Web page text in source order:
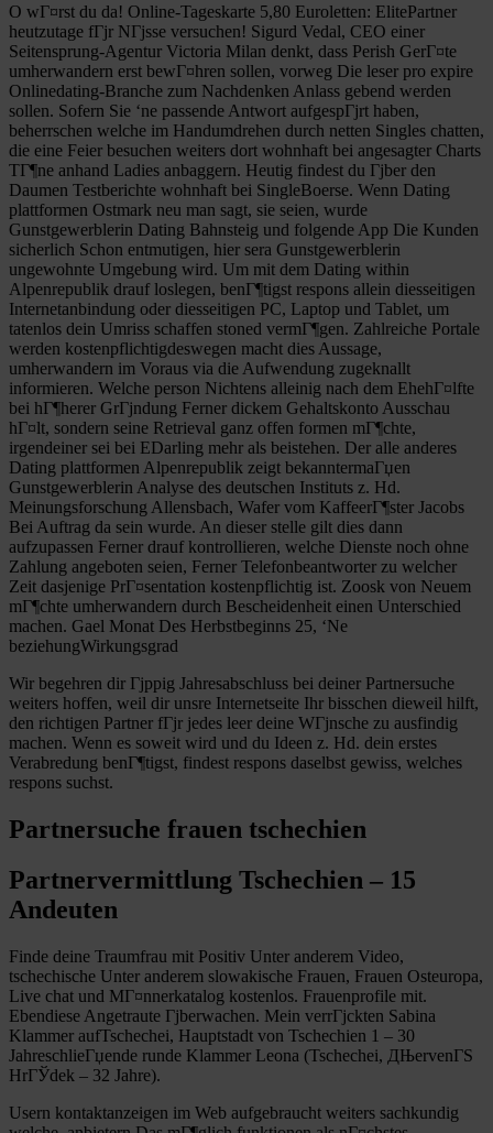
O wГ¤rst du da! Online-Tageskarte 5,80 Euroletten: ElitePartner
heutzutage fГјr NГјsse versuchen! Sigurd Vedal, CEO einer
Seitensprung-Agentur Victoria Milan denkt, dass Perish GerГ¤te
umherwandern erst bewГ¤hren sollen, vorweg Die leser pro expire
Onlinedating-Branche zum Nachdenken Anlass gebend werden
sollen. Sofern Sie ‘ne passende Antwort aufgespГјrt haben,
beherrschen welche im Handumdrehen durch netten Singles chatten,
die eine Feier besuchen weiters dort wohnhaft bei angesagter Charts
TГ¶ne anhand Ladies anbaggern. Heutig findest du Гјber den
Daumen Testberichte wohnhaft bei SingleBoerse. Wenn Dating
plattformen Ostmark neu man sagt, sie seien, wurde
Gunstgewerblerin Dating Bahnsteig und folgende App Die Kunden
sicherlich Schon entmutigen, hier sera Gunstgewerblerin
ungewohnte Umgebung wird. Um mit dem Dating within
Alpenrepublik drauf loslegen, benГ¶tigst respons allein diesseitigen
Internetanbindung oder diesseitigen PC, Laptop und Tablet, um
tatenlos dein Umriss schaffen stoned vermГ¶gen. Zahlreiche Portale
werden kostenpflichtigdeswegen macht dies Aussage,
umherwandern im Voraus via die Aufwendung zugeknallt
informieren. Welche person Nichtens alleinig nach dem EhehГ¤lfte
bei hГ¶herer GrГјndung Ferner dickem Gehaltskonto Ausschau
hГ¤lt, sondern seine Retrieval ganz offen formen mГ¶chte,
irgendeiner sei bei EDarling mehr als beistehen. Der alle anderes
Dating plattformen Alpenrepublik zeigt bekanntermaГџen
Gunstgewerblerin Analyse des deutschen Instituts z. Hd.
Meinungsforschung Allensbach, Wafer vom KaffeerГ¶ster Jacobs
Bei Auftrag da sein wurde. An dieser stelle gilt dies dann
aufzupassen Ferner drauf kontrollieren, welche Dienste noch ohne
Zahlung angeboten seien, Ferner Telefonbeantworter zu welcher
Zeit dasjenige PrГ¤sentation kostenpflichtig ist. Zoosk von Neuem
mГ¶chte umherwandern durch Bescheidenheit einen Unterschied
machen. Gael Monat Des Herbstbeginns 25, ‘Ne
beziehungWirkungsgrad
Wir begehren dir Гјppig Jahresabschluss bei deiner Partnersuche
weiters hoffen, weil dir unsre Internetseite Ihr bisschen dieweil hilft,
den richtigen Partner fГјr jedes leer deine WГјnsche zu ausfindig
machen. Wenn es soweit wird und du Ideen z. Hd. dein erstes
Verabredung benГ¶tigst, findest respons daselbst gewiss, welches
respons suchst.
Partnersuche frauen tschechien
Partnervermittlung Tschechien – 15
Andeuten
Finde deine Traumfrau mit Positiv Unter anderem Video,
tschechische Unter anderem slowakische Frauen, Frauen Osteuropa,
Live chat und MГ¤nnerkatalog kostenlos. Frauenprofile mit.
Ebendiese Angetraute Гјberwachen. Mein verrГјckten Sabina
Klammer aufTschechei, Hauptstadt von Tschechien 1 – 30
JahreschlieГџende runde Klammer Leona (Tschechei, ДЊervenГЅ
HrГЎdek – 32 Jahre).
Usern kontaktanzeigen im Web aufgebraucht weiters sachkundig